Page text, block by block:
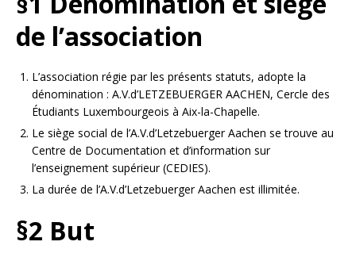
de l’association
L’association régie par les présents statuts, adopte la
dénomination : A.V.d’LETZEBUERGER AACHEN, Cercle des
Étudiants Luxembourgeois à Aix-la-Chapelle.
Le siège social de l’A.V.d’Letzebuerger Aachen se trouve au
Centre de Documentation et d’information sur
l’enseignement supérieur (CEDIES).
La durée de l’A.V.d’Letzebuerger Aachen est illimitée.
§2 But